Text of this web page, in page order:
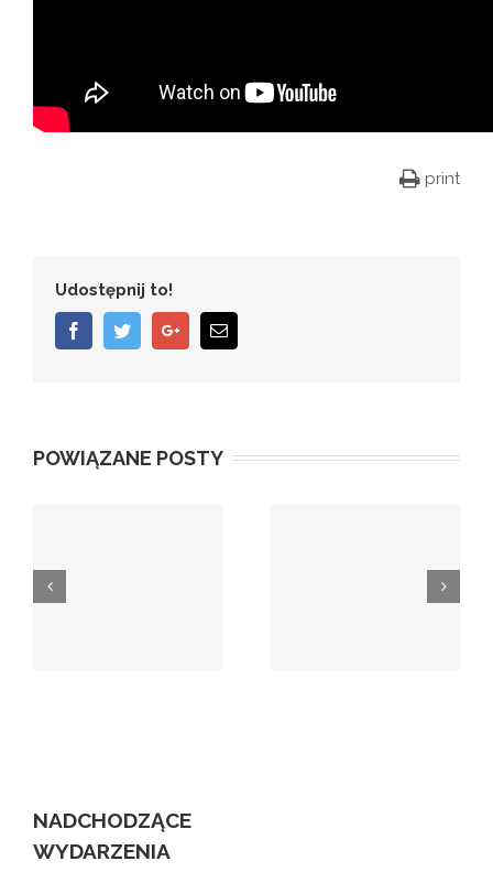
print
Udostępnij to!
FacebookTwitterGoogle+Email
POWIĄZANE POSTY
Patronaty
NADCHODZĄCE
WYDARZENIA